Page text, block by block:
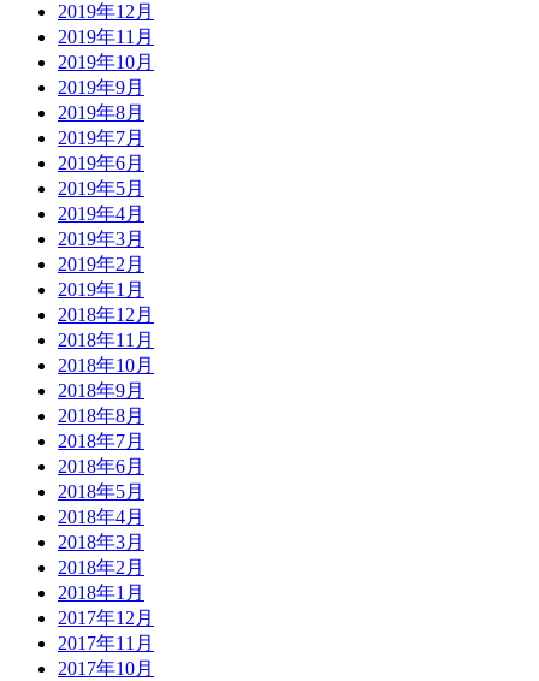
2019年12月
2019年11月
2019年10月
2019年9月
2019年8月
2019年7月
2019年6月
2019年5月
2019年4月
2019年3月
2019年2月
2019年1月
2018年12月
2018年11月
2018年10月
2018年9月
2018年8月
2018年7月
2018年6月
2018年5月
2018年4月
2018年3月
2018年2月
2018年1月
2017年12月
2017年11月
2017年10月